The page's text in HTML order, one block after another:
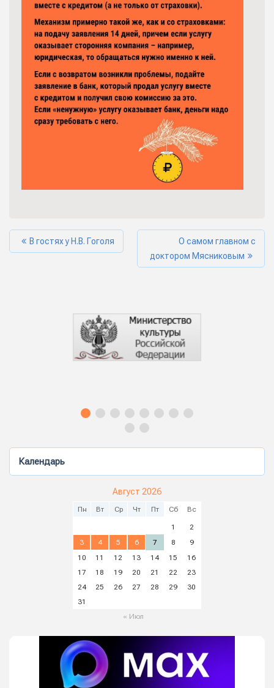
Календарь
Август 2026
Пн Вт Ср Чт Пт Сб Вс
1
2
3
4 5 6 7 8
9
10
11 12 13 14 15
16
17
18 19 20 21 22
23
24
25 26 27 28 29
30
31
« Июл
В гостях у Н.В. Гоголя
О самом главном с
доктором Мясниковым